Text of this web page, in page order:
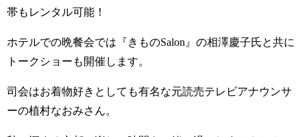
帯もレンタル可能！
ホテルでの晩餐会では『きものSalon』の相澤慶子氏と共に
トークショーも開催します。
司会はお着物好きとしても有名な元読売テレビアナウンサ
ーの植村なおみさん。